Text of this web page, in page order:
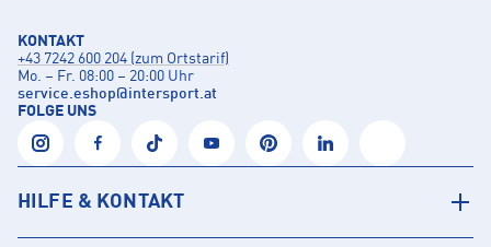
KONTAKT
+43 7242 600 204 (zum Ortstarif)
Mo. – Fr. 08:00 – 20:00 Uhr
service.eshop@intersport.at
FOLGE UNS
HILFE & KONTAKT